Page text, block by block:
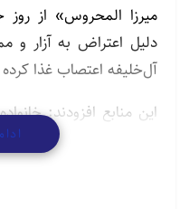
دلیل اعتراض به آزار و
آل‌خلیفه اعتصاب غذا
این منابع افزودند:
چندین بیماری مزمن
مجازات جایگزین برای او